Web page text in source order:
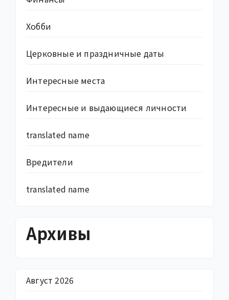
Хобби
Церковные и праздничные даты
Интересные места
Интересные и выдающиеся личности
translated name
Вредители
translated name
Архивы
Август 2026